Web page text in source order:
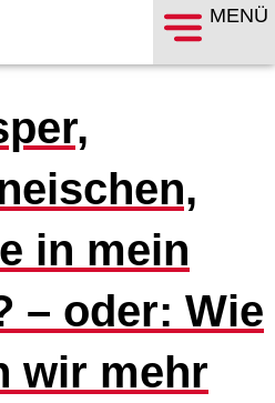
MENÜ
in mein
– oder: Wie
wir mehr